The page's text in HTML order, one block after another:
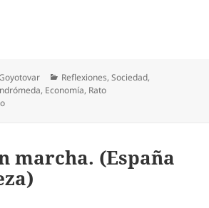
Categorías
Reflexiones,Sociedad,
, Economía, Rato
en Rodrigo Rato y yo
marcha. (España